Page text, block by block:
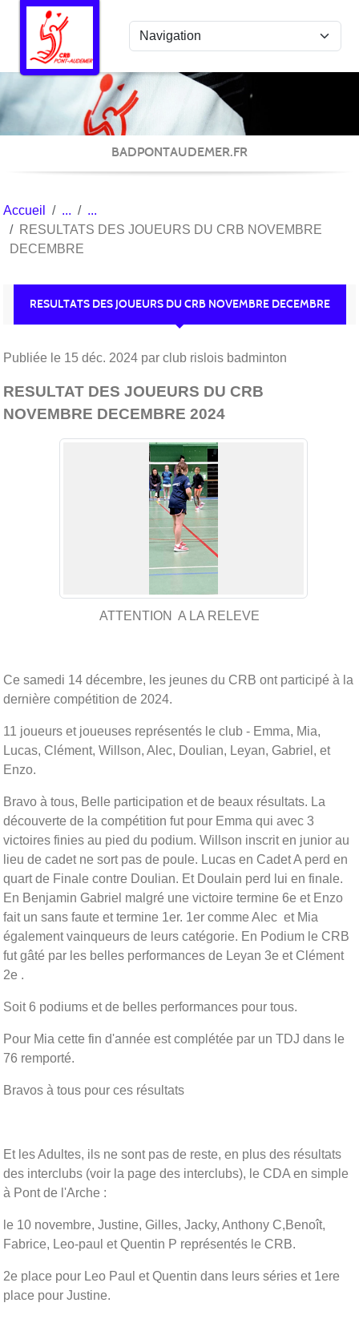
BADPONTAUDEMER.FR
Accueil
RESULTATS DES JOUEURS DU CRB NOVEMBRE
DECEMBRE
RESULTATS DES JOUEURS DU CRB NOVEMBRE DECEMBRE
Publiée le 15 déc. 2024 par club rislois badminton
RESULTAT DES JOUEURS DU CRB
NOVEMBRE DECEMBRE 2024
ATTENTION A LA RELEVE
Ce samedi 14 décembre, les jeunes du CRB ont participé à la
dernière compétition de 2024.
11 joueurs et joueuses représentés le club - Emma, Mia,
Lucas, Clément, Willson, Alec, Doulian, Leyan, Gabriel, et
Enzo.
Bravo à tous, Belle participation et de beaux résultats. La
découverte de la compétition fut pour Emma qui avec 3
victoires finies au pied du podium. Willson inscrit en junior au
lieu de cadet ne sort pas de poule. Lucas en Cadet A perd en
quart de Finale contre Doulian. Et Doulain perd lui en finale.
En Benjamin Gabriel malgré une victoire termine 6e et Enzo
fait un sans faute et termine 1er. 1er comme Alec et Mia
également vainqueurs de leurs catégorie. En Podium le CRB
fut gâté par les belles performances de Leyan 3e et Clément
2e .
Soit 6 podiums et de belles performances pour tous.
Pour Mia cette fin d'année est complétée par un TDJ dans le
76 remporté.
Bravos à tous pour ces résultats
Et les Adultes, ils ne sont pas de reste, en plus des résultats
des interclubs (voir la page des interclubs), le CDA en simple
à Pont de l'Arche :
le 10 novembre, Justine, Gilles, Jacky, Anthony C,Benoît,
Fabrice, Leo-paul et Quentin P représentés le CRB.
2e place pour Leo Paul et Quentin dans leurs séries et 1ere
place pour Justine.
Panneau de gestion des cookies